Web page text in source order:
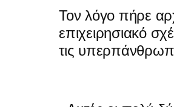
Τον λόγο πήρε
επιχειρησιακό
τις